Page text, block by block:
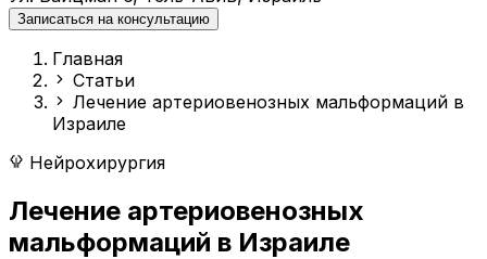
Записаться на консультацию
Главная
Статьи
Лечение артериовенозных мальформаций в
Израиле
Нейрохирургия
Лечение артериовенозных
мальформаций в Израиле